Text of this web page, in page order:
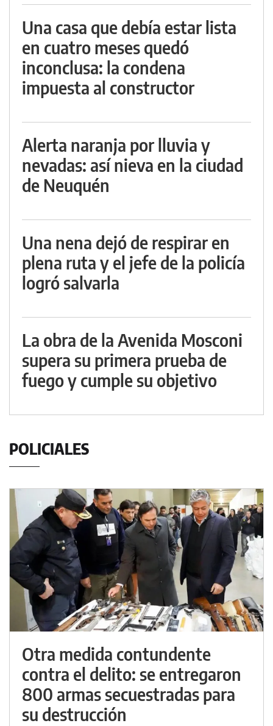
Una casa que debía estar lista
en cuatro meses quedó
inconclusa: la condena
impuesta al constructor
Alerta naranja por lluvia y
nevadas: así nieva en la ciudad
de Neuquén
Una nena dejó de respirar en
plena ruta y el jefe de la policía
logró salvarla
La obra de la Avenida Mosconi
supera su primera prueba de
fuego y cumple su objetivo
POLICIALES
Otra medida contundente
contra el delito: se entregaron
800 armas secuestradas para
su destrucción